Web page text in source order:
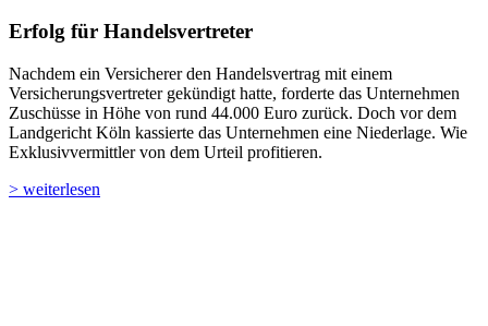
Erfolg für Handelsvertreter
Nachdem ein Versicherer den Handelsvertrag mit einem
Versicherungsvertreter gekündigt hatte, forderte das Unternehmen
Zuschüsse in Höhe von rund 44.000 Euro zurück. Doch vor dem
Landgericht Köln kassierte das Unternehmen eine Niederlage. Wie
Exklusivvermittler von dem Urteil profitieren.
> weiterlesen